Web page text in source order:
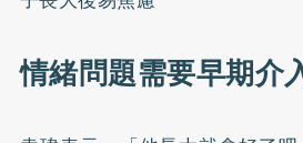
情緒問題需要早期介